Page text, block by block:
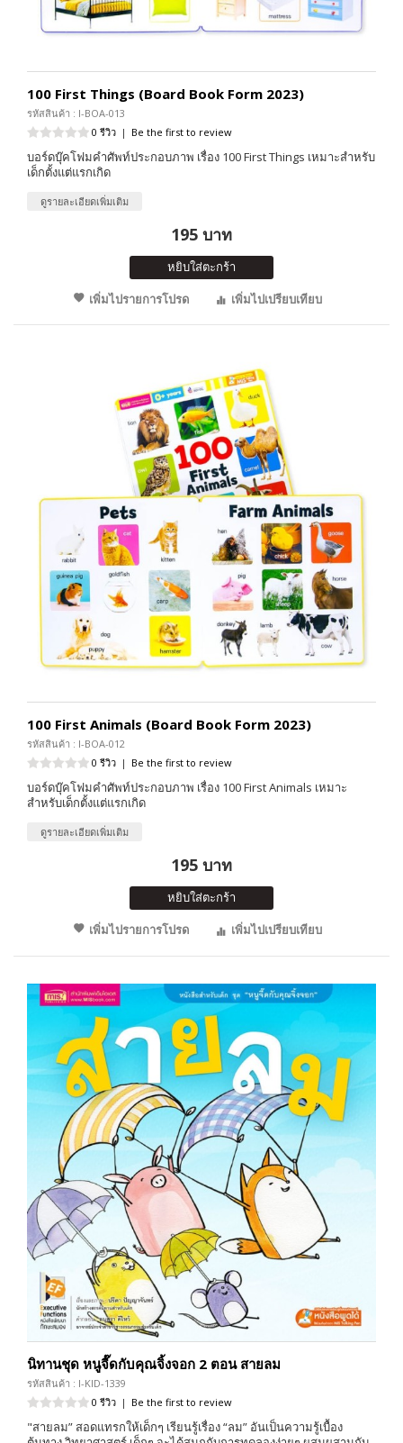
100 First Things (Board Book Form 2023)
รหัสสินค้า : I-BOA-013
0 รีวิว | Be the first to review
บอร์ดบุ๊คโฟมคำศัพท์ประกอบภาพ เรื่อง 100 First Things เหมาะสำหรับ
เด็กตั้งแต่แรกเกิด
ดูรายละเอียดเพิ่มเติม
195 บาท
หยิบใส่ตะกร้า
เพิ่มไปรายการโปรด
เพิ่มไปเปรียบเทียบ
100 First Animals (Board Book Form 2023)
รหัสสินค้า : I-BOA-012
0 รีวิว | Be the first to review
บอร์ดบุ๊คโฟมคำศัพท์ประกอบภาพ เรื่อง 100 First Animals เหมาะ
สำหรับเด็กตั้งแต่แรกเกิด
ดูรายละเอียดเพิ่มเติม
195 บาท
หยิบใส่ตะกร้า
เพิ่มไปรายการโปรด
เพิ่มไปเปรียบเทียบ
นิทานชุด หนูจี๊ดกับคุณจิ้งจอก 2 ตอน สายลม
รหัสสินค้า : I-KID-1339
0 รีวิว | Be the first to review
"สายลม” สอดแทรกให้เด็กๆ เรียนรู้เรื่อง “ลม” อันเป็นความรู้เบื้อง